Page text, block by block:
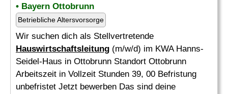
• Bayern Ottobrunn
Betriebliche Altersvorsorge
Wir suchen dich als Stellvertretende
Hauswirtschaftsleitung (m/w/d) im KWA Hanns-
Seidel-Haus in Ottobrunn Standort Ottobrunn
Arbeitszeit in Vollzeit Stunden 39, 00 Befristung
unbefristet Jetzt bewerben Das sind deine